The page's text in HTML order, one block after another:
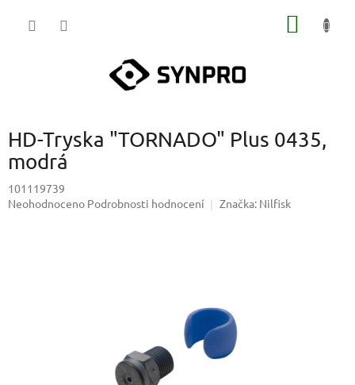
HD-Tryska "TORNADO" Plus 0435,
modrá
101119739
Průměrné
Neohodnoceno Podrobnosti hodnocení Značka: Nilfisk